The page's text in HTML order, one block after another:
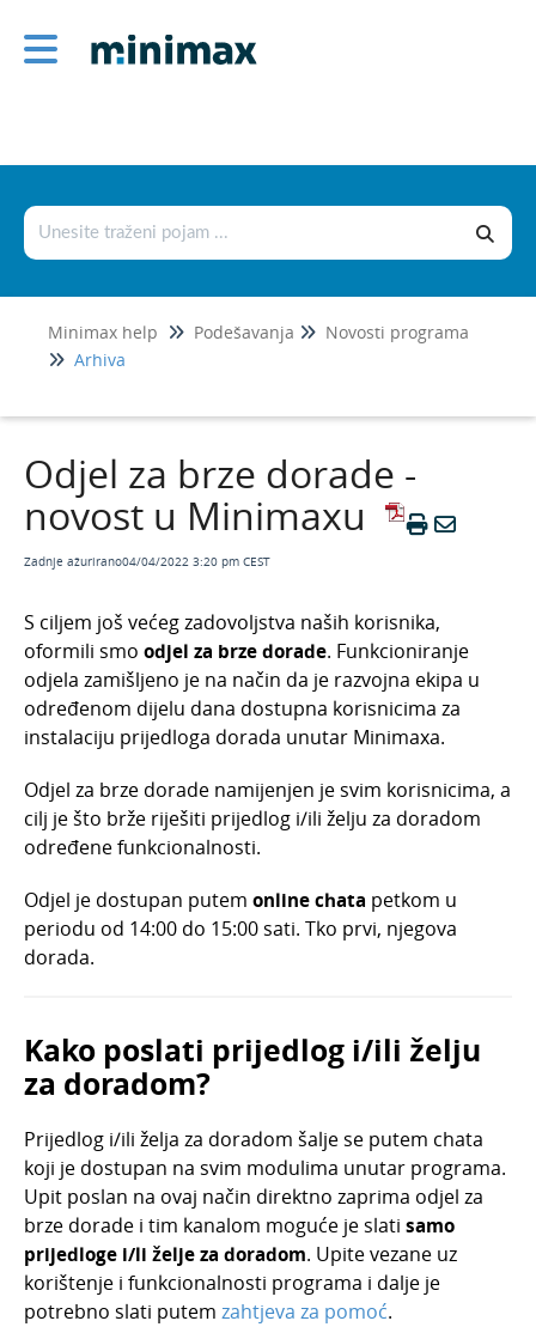
Minimax help Podešavanja
Novosti programa
Arhiva
Korisnici i njihova prava
Licence
Postavke organizacije
Šifrarnici
Uvoz i izvoz podataka
Srpanj 2026.
Svibanj 2026.
Veljača 2026.
Studeni 2025.
Rujan 2025.
Kolovoz 2025.
Ožujak 2025
Siječanj 2025.
Kako instalirati novu verziju programa?
Minimax i euro: prilagodba programskih
funkcionalnosti prelasku na euro
Porezna reforma 2024. u Minimaxu: prilagodba
Odjel za brze dorade - novost u Minimaxu
Prosinac 2023.
Studeni 2023.
Kolovoz 2023.
Veljača 2023.
Prosinac 2024.
Odjel za brze dorade -
novost u Minimaxu
Zadnje ažurirano04/04/2022 3:20 pm CEST
S ciljem još većeg zadovoljstva naših korisnika,
oformili smo odjel za brze dorade. Funkcioniranje
odjela zamišljeno je na način da je razvojna ekipa u
određenom dijelu dana dostupna korisnicima za
instalaciju prijedloga dorada unutar Minimaxa.
Odjel za brze dorade namijenjen je svim korisnicima, a
cilj je što brže riješiti prijedlog i/ili želju za doradom
određene funkcionalnosti.
Odjel je dostupan putem online chata petkom u
periodu od 14:00 do 15:00 sati. Tko prvi, njegova
dorada.
Kako poslati prijedlog i/ili želju
za doradom?
Prijedlog i/ili želja za doradom šalje se putem chata
koji je dostupan na svim modulima unutar programa.
Upit poslan na ovaj način direktno zaprima odjel za
brze dorade i tim kanalom moguće je slati samo
prijedloge i/li želje za doradom. Upite vezane uz
korištenje i funkcionalnosti programa i dalje je
potrebno slati putem zahtjeva za pomoć.